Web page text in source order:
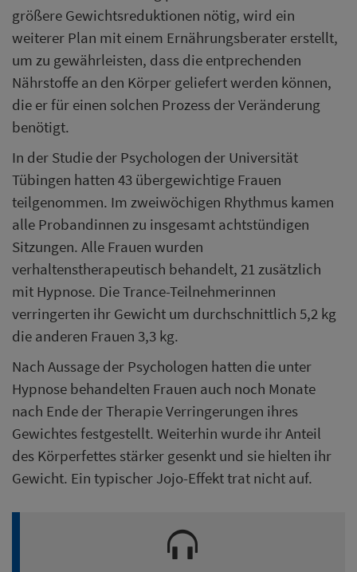
größere Gewichtsreduktionen nötig, wird ein
weiterer Plan mit einem Ernährungsberater erstellt,
um zu gewährleisten, dass die entprechenden
Nährstoffe an den Körper geliefert werden können,
die er für einen solchen Prozess der Veränderung
benötigt.
In der Studie der Psychologen der Universität
Tübingen hatten 43 übergewichtige Frauen
teilgenommen. Im zweiwöchigen Rhythmus kamen
alle Probandinnen zu insgesamt achtstündigen
Sitzungen. Alle Frauen wurden
verhaltenstherapeutisch behandelt, 21 zusätzlich
mit Hypnose. Die Trance-Teilnehmerinnen
verringerten ihr Gewicht um durchschnittlich 5,2 kg
die anderen Frauen 3,3 kg.
Nach Aussage der Psychologen hatten die unter
Hypnose behandelten Frauen auch noch Monate
nach Ende der Therapie Verringerungen ihres
Gewichtes festgestellt. Weiterhin wurde ihr Anteil
des Körperfettes stärker gesenkt und sie hielten ihr
Gewicht. Ein typischer Jojo-Effekt trat nicht auf.